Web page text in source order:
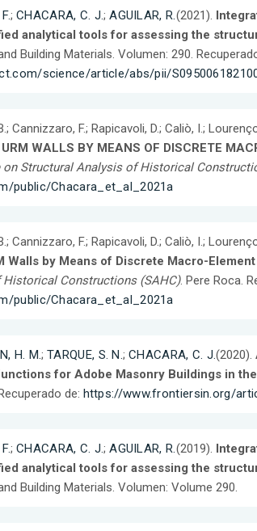
;CHACARA, C. J.;AGUILAR, R.(2021).
analytical tools for assessing the
Building Materials. Volumen: 290.
science/article/abs/pii/
Cannizzaro, F.; Rapicavoli, D.; Caliò, I.;
WALLS BY MEANS OF DISCRETE
Structural Analysis of Historical
public/Chacara_et_al_2021a
Cannizzaro, F.; Rapicavoli, D.; Caliò, I.;
Walls by Means of Discrete Macro-
Constructions (SAHC). Pere Roca.
public/Chacara_et_al_2021a
H. M.;TARQUE, S. N.;CHACARA, C. J.(2020).
for Adobe Masonry Buildings in
de: https://www.frontiersin.org/
;CHACARA, C. J.;AGUILAR, R.(2019).
analytical tools for assessing the
Building Materials. Volumen: Volume 290.